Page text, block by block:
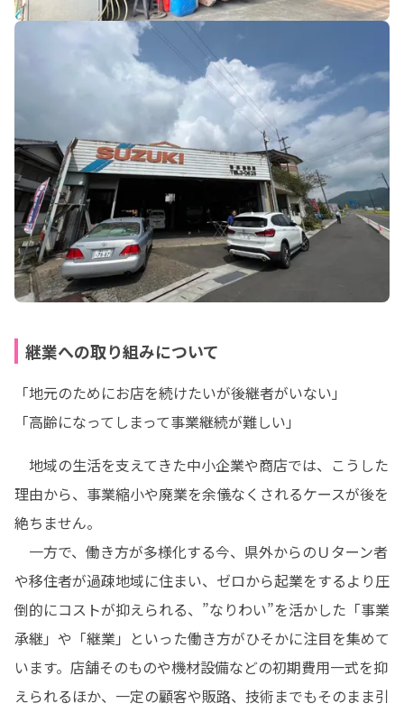
継業への取り組みについて
「地元のためにお店を続けたいが後継者がいない」
「高齢になってしまって事業継続が難しい」
地域の生活を支えてきた中小企業や商店では、こうした
理由から、事業縮小や廃業を余儀なくされるケースが後を
絶ちません。
一方で、働き方が多様化する今、県外からのＵターン者
や移住者が過疎地域に住まい、ゼロから起業をするより圧
倒的にコストが抑えられる、”なりわい”を活かした「事業
承継」や「継業」といった働き方がひそかに注目を集めて
います。店舗そのものや機材設備などの初期費用一式を抑
えられるほか、一定の顧客や販路、技術までもそのまま引